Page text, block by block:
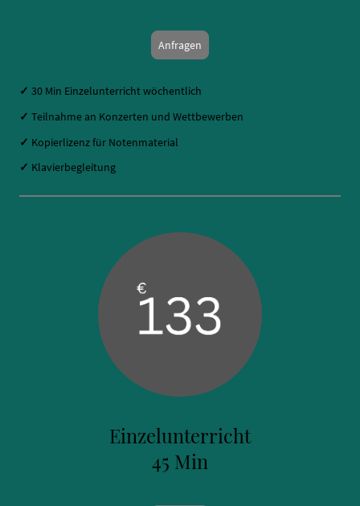
Anfragen
✓ 30 Min Einzelunterricht wöchentlich
✓ Teilnahme an Konzerten und Wettbewerben
✓ Kopierlizenz für Notenmaterial
✓ Klavierbegleitung
Einzelunterricht
45 Min